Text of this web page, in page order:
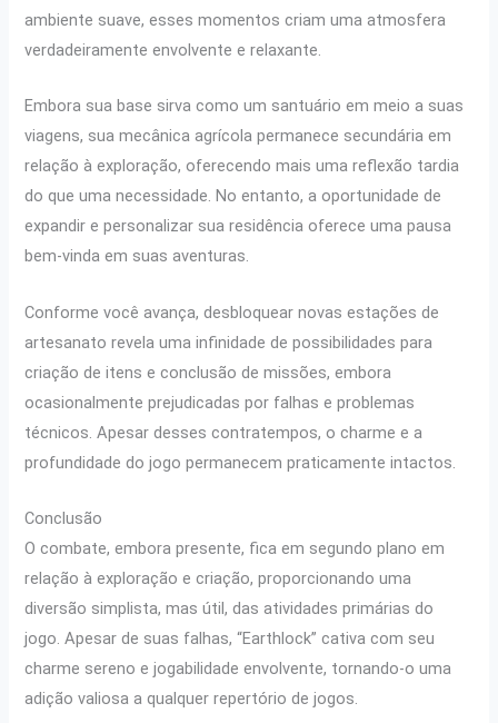
ambiente suave, esses momentos criam uma atmosfera
verdadeiramente envolvente e relaxante.
Embora sua base sirva como um santuário em meio a suas
viagens, sua mecânica agrícola permanece secundária em
relação à exploração, oferecendo mais uma reflexão tardia
do que uma necessidade. No entanto, a oportunidade de
expandir e personalizar sua residência oferece uma pausa
bem-vinda em suas aventuras.
Conforme você avança, desbloquear novas estações de
artesanato revela uma infinidade de possibilidades para
criação de itens e conclusão de missões, embora
ocasionalmente prejudicadas por falhas e problemas
técnicos. Apesar desses contratempos, o charme e a
profundidade do jogo permanecem praticamente intactos.
Conclusão
O combate, embora presente, fica em segundo plano em
relação à exploração e criação, proporcionando uma
diversão simplista, mas útil, das atividades primárias do
jogo. Apesar de suas falhas, “Earthlock” cativa com seu
charme sereno e jogabilidade envolvente, tornando-o uma
adição valiosa a qualquer repertório de jogos.